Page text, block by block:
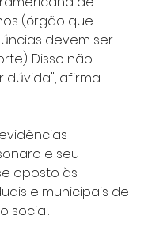
(órgão que
devem ser
Disso não
afirma
e seu
oposto às
e municipais de
social.